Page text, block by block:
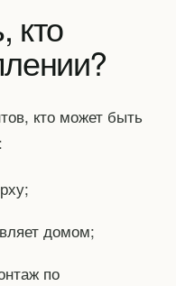
кто
кто может быть
домом;
по